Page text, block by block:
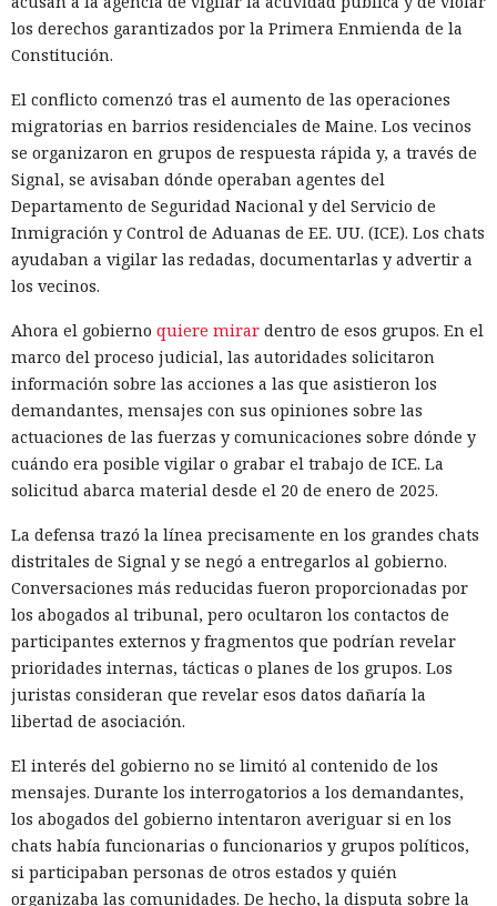
los derechos garantizados por la Primera Enmienda de la
Constitución.
El conflicto comenzó tras el aumento de las operaciones
migratorias en barrios residenciales de Maine. Los vecinos
se organizaron en grupos de respuesta rápida y, a través de
Signal, se avisaban dónde operaban agentes del
Departamento de Seguridad Nacional y del Servicio de
Inmigración y Control de Aduanas de EE. UU. (ICE). Los chats
ayudaban a vigilar las redadas, documentarlas y advertir a
los vecinos.
Ahora el gobierno quiere mirar dentro de esos grupos. En el
marco del proceso judicial, las autoridades solicitaron
información sobre las acciones a las que asistieron los
demandantes, mensajes con sus opiniones sobre las
actuaciones de las fuerzas y comunicaciones sobre dónde y
cuándo era posible vigilar o grabar el trabajo de ICE. La
solicitud abarca material desde el 20 de enero de 2025.
La defensa trazó la línea precisamente en los grandes chats
distritales de Signal y se negó a entregarlos al gobierno.
Conversaciones más reducidas fueron proporcionadas por
los abogados al tribunal, pero ocultaron los contactos de
participantes externos y fragmentos que podrían revelar
prioridades internas, tácticas o planes de los grupos. Los
juristas consideran que revelar esos datos dañaría la
libertad de asociación.
El interés del gobierno no se limitó al contenido de los
mensajes. Durante los interrogatorios a los demandantes,
los abogados del gobierno intentaron averiguar si en los
chats había funcionarias o funcionarios y grupos políticos,
si participaban personas de otros estados y quién
organizaba las comunidades. De hecho, la disputa sobre la